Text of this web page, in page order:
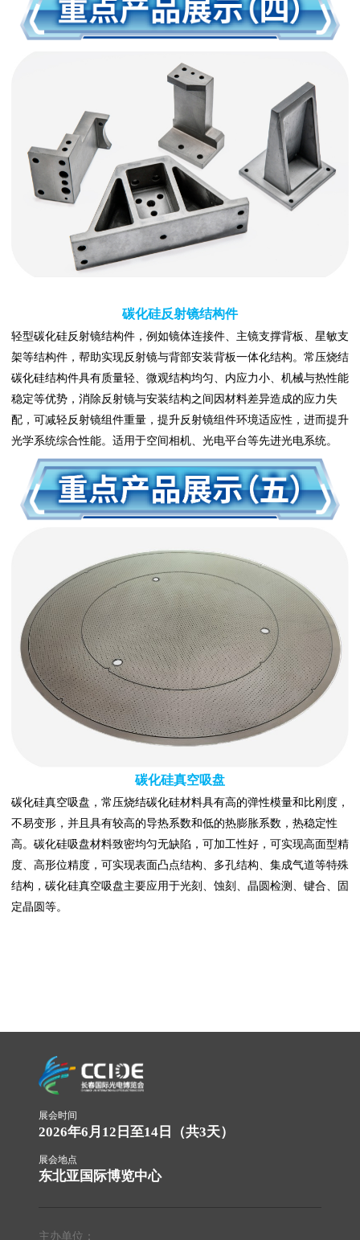
碳化硅反射镜结构件
轻型碳化硅反射镜结构件，例如镜体连接件、主镜支撑背板、星敏支
架等结构件，帮助实现反射镜与背部安装背板一体化结构。常压烧结
碳化硅结构件具有质量轻、微观结构均匀、内应力小、机械与热性能
稳定等优势，消除反射镜与安装结构之间因材料差异造成的应力失
配，可减轻反射镜组件重量，提升反射镜组件环境适应性，进而提升
光学系统综合性能。适用于空间相机、光电平台等先进光电系统。
碳化硅真空吸盘
碳化硅真空吸盘，常压烧结碳化硅材料具有高的弹性模量和比刚度，
不易变形，并且具有较高的导热系数和低的热膨胀系数，热稳定性
高。碳化硅吸盘材料致密均匀无缺陷，可加工性好，可实现高面型精
度、高形位精度，可实现表面凸点结构、多孔结构、集成气道等特殊
结构，碳化硅真空吸盘主要应用于光刻、蚀刻、晶圆检测、键合、固
定晶圆等。
展会时间
2026年6月12日至14日（共3天）
展会地点
东北亚国际博览中心
主办单位：